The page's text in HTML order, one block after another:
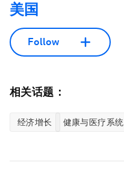
美国
Follow
相关话题：
经济增长 健康与医疗系统